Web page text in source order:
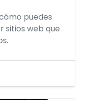
puedes
sitios web que